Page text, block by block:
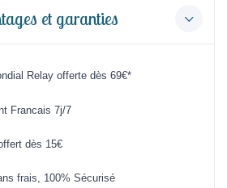
et garanties
Relay offerte dès 69€*
Francais 7j/7
dès 15€
frais, 100% Sécurisé